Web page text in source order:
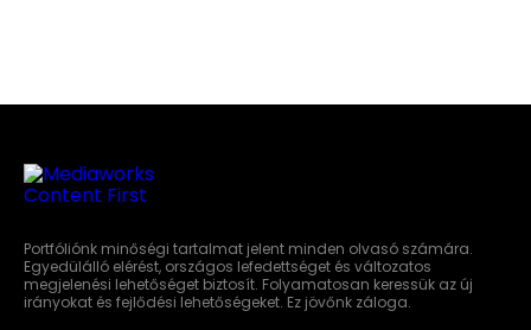
Portfóliónk minőségi tartalmat jelent minden olvasó számára.
Egyedülálló elérést, országos lefedettséget és változatos
megjelenési lehetőséget biztosít. Folyamatosan keressük az új
irányokat és fejlődési lehetőségeket. Ez jövőnk záloga.